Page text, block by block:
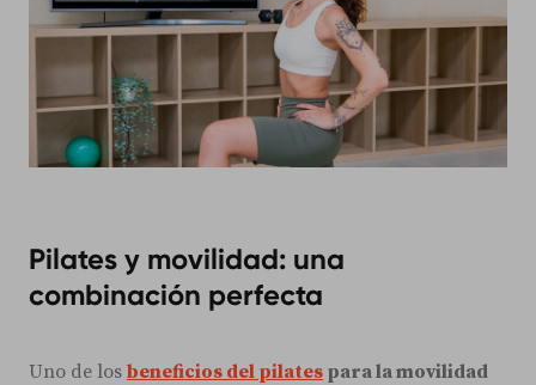
Pilates y movilidad: una
combinación perfecta
Uno de los beneficios del pilates para la movilidad